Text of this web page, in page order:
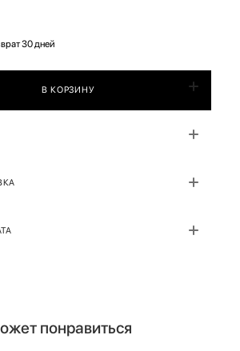
30 дней
В КОРЗИНУ
понравиться